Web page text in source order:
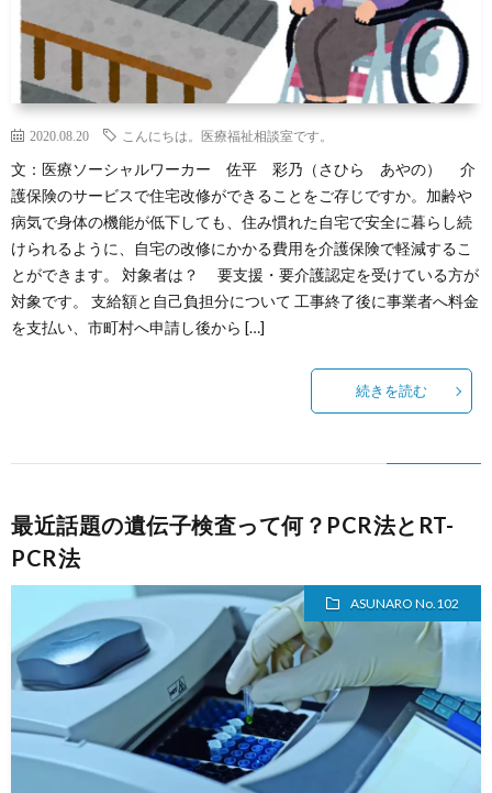
2020.08.20 こんにちは。医療福祉相談室です。
文：医療ソーシャルワーカー 佐平 彩乃（さひら あやの） 介
護保険のサービスで住宅改修ができることをご存じですか。加齢や
病気で身体の機能が低下しても、住み慣れた自宅で安全に暮らし続
けられるように、自宅の改修にかかる費用を介護保険で軽減するこ
とができます。 対象者は？ 要支援・要介護認定を受けている方が
対象です。 支給額と自己負担分について 工事終了後に事業者へ料金
を支払い、市町村へ申請し後から […]
続きを読む
最近話題の遺伝子検査って何？PCR法とRT-
PCR法
ASUNARO No.102